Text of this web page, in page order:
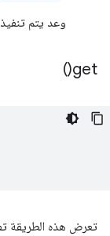
وعد يتم
get(
)
تعرض هذه الطريقة